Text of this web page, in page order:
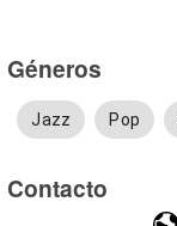
Géneros
Jazz Pop
Contacto